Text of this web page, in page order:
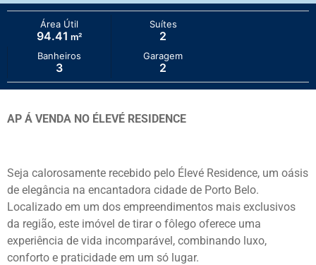
Área Útil
94.41 m²
Suítes
2
Banheiros
3
Garagem
2
AP Á VENDA NO ÉLEVÉ RESIDENCE
Seja calorosamente recebido pelo Élevé Residence, um oásis
de elegância na encantadora cidade de Porto Belo.
Localizado em um dos empreendimentos mais exclusivos
da região, este imóvel de tirar o fôlego oferece uma
experiência de vida incomparável, combinando luxo,
conforto e praticidade em um só lugar.